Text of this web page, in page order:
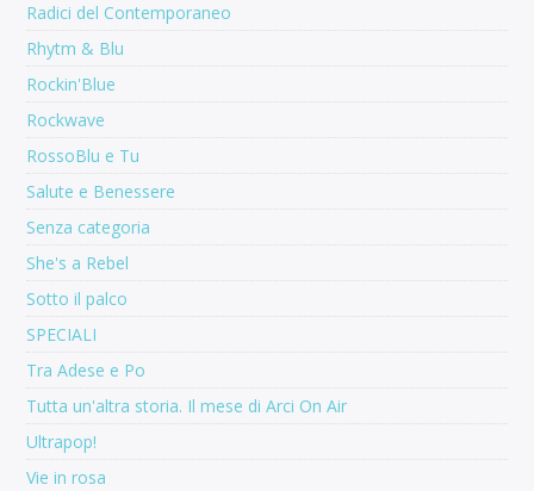
Radici del Contemporaneo
Rhytm & Blu
Rockin'Blue
Rockwave
RossoBlu e Tu
Salute e Benessere
Senza categoria
She's a Rebel
Sotto il palco
SPECIALI
Tra Adese e Po
Tutta un'altra storia. Il mese di Arci On Air
Ultrapop!
Vie in rosa